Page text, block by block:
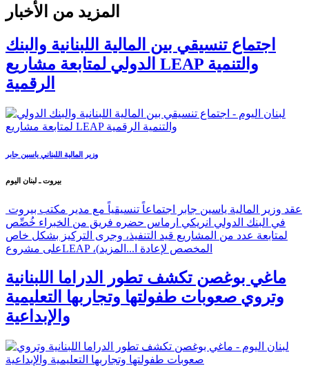
المزيد من الأخبار
اجتماع تنسيقي بين المالية اللبنانية والبنك
الدولي لمتابعة مشاريع LEAP والتنمية
الرقمية
وزير المالية اللبناني ياسين جابر
بيروت ـ لبنان اليوم
في البنك الدولي انريكي ارماس حضره فريق من الخبراء خُصِّص
لمتابعة عدد من المشاريع قيد التنفيذ، وجرى التركيز بشكل خاص
على مشروعLEAP ،(المخصص لإعادة ا... المزيد
ماغي بوغصن تكشف تطور الدراما اللبنانية
وتروي صعوبات طفولتها وتجاربها التعليمية
والإبداعية